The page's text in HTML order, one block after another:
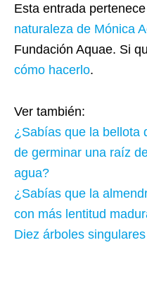
Esta entrada
naturaleza de Mónica
Fundación Aquae. Si
cómo hacerlo.
Ver también:
​​¿Sabías que la bellota
de germinar una raíz
agua?
​¿Sabías que la
con más lentitud
Diez árboles